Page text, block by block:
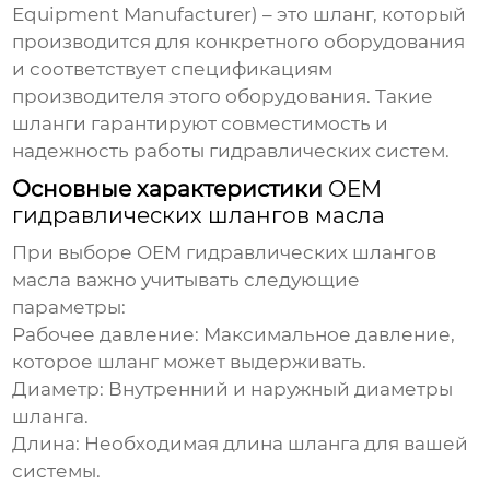
Equipment Manufacturer) – это шланг, который
производится для конкретного оборудования
и соответствует спецификациям
производителя этого оборудования. Такие
шланги гарантируют совместимость и
надежность работы гидравлических систем.
Основные характеристики OEM
гидравлических шлангов масла
При выборе OEM гидравлических шлангов
масла важно учитывать следующие
параметры:
Рабочее давление: Максимальное давление,
которое шланг может выдерживать.
Диаметр: Внутренний и наружный диаметры
шланга.
Длина: Необходимая длина шланга для вашей
системы.